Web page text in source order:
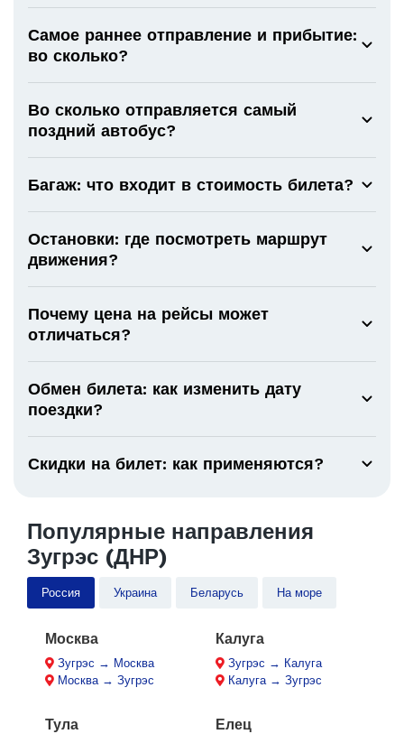
Самое раннее отправление и прибытие:
во сколько?
Во сколько отправляется самый
поздний автобус?
Багаж: что входит в стоимость билета?
Остановки: где посмотреть маршрут
движения?
Почему цена на рейсы может
отличаться?
Обмен билета: как изменить дату
поездки?
Скидки на билет: как применяются?
Популярные направления
Зугрэс (ДНР)
Россия Украина Беларусь На море
Москва
Зугрэс → Москва
Москва → Зугрэс
Калуга
Зугрэс → Калуга
Калуга → Зугрэс
Тула Елец